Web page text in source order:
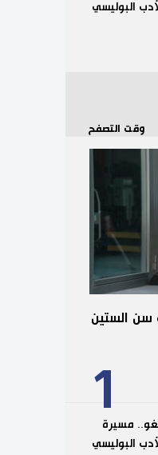
البوليسي
وقت التصفح
1
سن الستين
مسيرة
البوليسي